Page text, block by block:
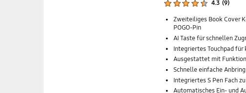
4.3 (9)
Zweiteiliges Book Cover
POGO-Pin
AI Taste für schnellen
Integriertes Touchpad
Ausgestattet mit
Schnelle einfache
Integriertes S Pen Fach
Automatisches Ein- und